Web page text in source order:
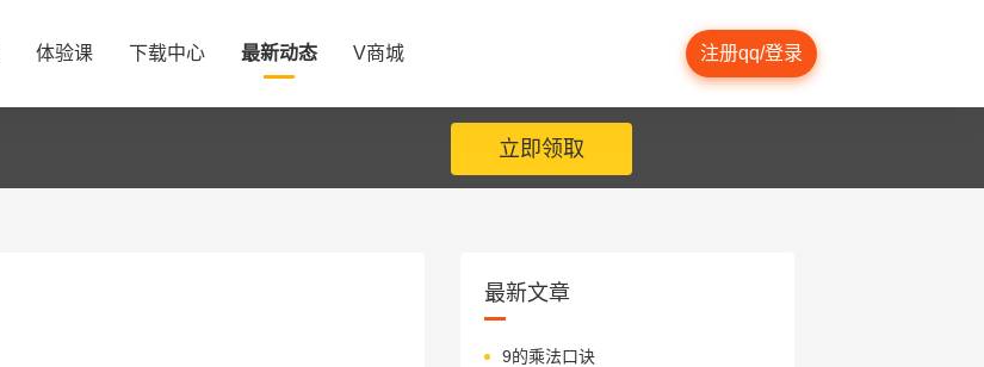
体验课 下载中心 最新动态 V商城 注册qq/登录
立即领取
最新文章
9的乘法口诀